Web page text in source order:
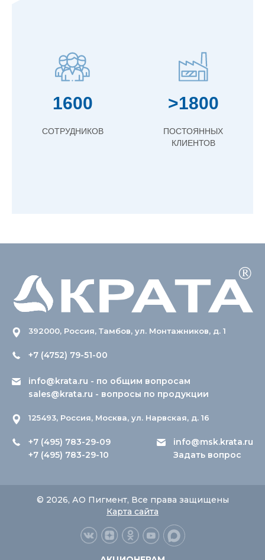
1600
СОТРУДНИКОВ
>1800
ПОСТОЯННЫХ
КЛИЕНТОВ
392000, Россия, Тамбов, ул. Монтажников, д. 1
+7 (4752) 79-51-00
info@krata.ru - по общим вопросам
sales@krata.ru - вопросы по продукции
125493, Россия, Москва, ул. Нарвская, д. 16
+7 (495) 783-29-09
+7 (495) 783-29-10
info@msk.krata.ru
Задать вопрос
© 2026, АО Пигмент, Все права защищены
Карта сайта